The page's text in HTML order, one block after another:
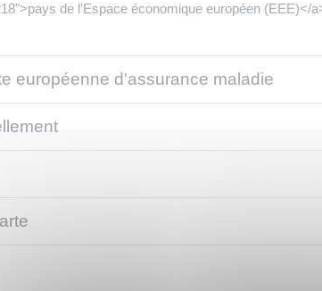
de l'Espace économique européen (EEE)</
européenne d'assurance maladie